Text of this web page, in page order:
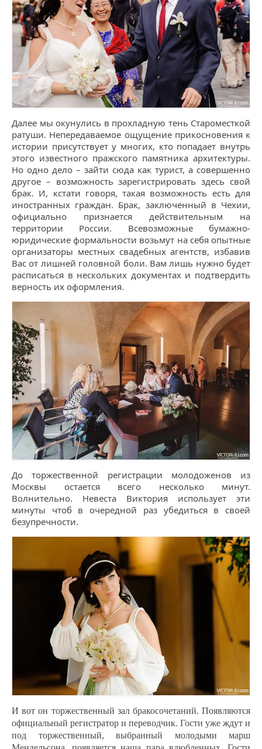
Далее мы окунулись в прохладную тень Староместкой
ратуши. Непередаваемое ощущение прикосновения к
истории присутствует у многих, кто попадает внутрь
этого известного пражского памятника архитектуры.
Но одно дело – зайти сюда как турист, а совершенно
другое – возможность зарегистрировать здесь свой
брак. И, кстати говоря, такая возможность есть для
иностранных граждан. Брак, заключенный в Чехии,
официально признается действительным на
территории России. Всевозможные бумажно-
юридические формальности возьмут на себя опытные
организаторы местных свадебных агентств, избавив
Вас от лишней головной боли. Вам лишь нужно будет
расписаться в нескольких документах и подтвердить
верность их оформления.
До торжественной регистрации молодоженов из
Москвы остается всего несколько минут.
Волнительно. Невеста Виктория использует эти
минуты чтоб в очередной раз убедиться в своей
безупречности.
И вот он торжественный зал бракосочетаний. Появляются
официальный регистратор и переводчик. Гости уже ждут и
под торжественный, выбранный молодыми марш